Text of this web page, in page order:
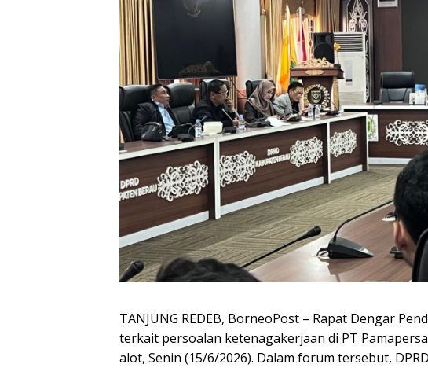
TANJUNG REDEB, BorneoPost – Rapat Dengar
terkait persoalan ketenagakerjaan di PT
alot, Senin (15/6/2026). Dalam forum tersebut,